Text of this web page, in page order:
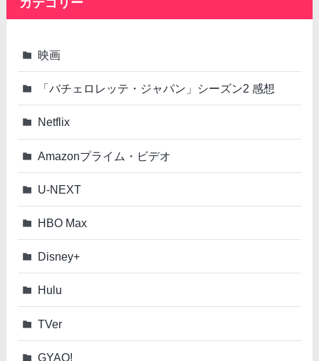
カテゴリー
映画
「バチェロレッテ・ジャパン」シーズン2 感想
Netflix
Amazonプライム・ビデオ
U-NEXT
HBO Max
Disney+
Hulu
TVer
GYAO!